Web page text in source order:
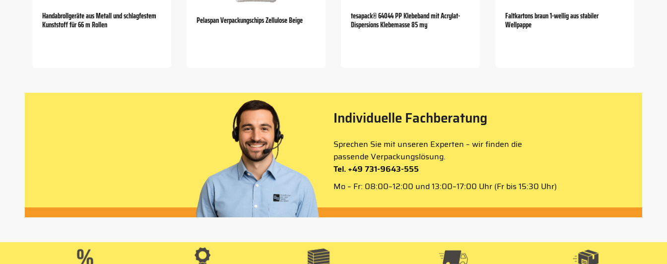
Handabrollgeräte aus Metall und schlagfestem
Kunststoff für 66 m Rollen
Pelaspan Verpackungschips Zellulose Beige
tesapack® 64044 PP Klebeband mit Acrylat-
Dispersions Klebemasse 85 my
Faltkartons braun 1-wellig aus stabiler
Wellpappe
Individuelle Fachberatung
Sprechen Sie mit unseren Experten – wir finden die
passende Verpackungslösung.
Tel. +49 731-9643-555
Mo – Fr: 08:00–12:00 und 13:00–17:00 Uhr (Fr bis 15:30 Uhr)